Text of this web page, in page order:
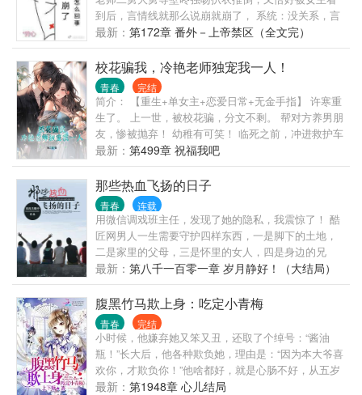
成》已出版，读者群号552565771。（√超甜宠文，√
日更，√坑品保证，√已有完结文《青梅初长成：腹黑
竹马咬一口》《夺吻99次：校草大人太腹黑！》。）
到后，言情线就那么说崩就崩了， 系统：没关系，言
情线走不了，我们走耽美线。 许从一想了想，觉得没
毛病，就答应了。 于是一人一系统踏上纯爱路，在无
数本生生开辟出了一条> . 女主：我真傻，要是我不带
从一去见我哥我弟我爸我叔我舅…… 从一就不会被他
们看上，更不会从我男友变成我前男友以及我嫂子我
弟妹我后妈我婶婶我舅妈我…… 我真傻，真的！ 永远
不会出场的男主：亲爱的，你还有我啊。 :主受，精分
攻，1v
最新： 第172章 番外－上帝禁区（全文完）
校花骗我，冷艳老师独宠我一人！
青春 完结
简介： 【重生+单女主+恋爱日常+无金手指】 许寒重
生了。 上一世，被校花骗，分文不剩。 帮对方养男朋
友，惨被抛弃！ 幼稚有可笑！ 临死之前，冲进救护车
的女人，告诉了他事情真相！ 校花是顶替了她的身
份，自己被蒙在鼓里！ 他后悔自己的胆小懦弱！ 重来
一世，遇到高冷辅导员。 他决定鼓起勇气，不让遗憾
重来！ “唐老师，你好，我是许寒……”
最新： 第499章 祝福我吧
那些热血飞扬的日子
青春 连载
用微信调戏班主任，发现了她的隐私，我震惊了！ 酷
匠网男人一生需要守护四样东西，一是脚下的土地，
二是家里的父母，三是怀里的女人，四是身边的兄
弟！ 年少轻狂，只为追求理想！豪情万丈，只为缔造
辉煌！我们告诉自己，要像一头不知疲倦的狼，肚里
咽着肉，嘴里叼着肉，还要弓着腰，咬着牙去搏杀。
【本书献给那些你懂的，我懂的，我们不懂的……青
春】
最新： 第八千一百零一章 岁月静好！（大结局）
腹黑竹马欺上身：吃定小青梅
青春 完结
小时候，他嫌弃她又笨又丑，还取了个绰号：“酱油
瓶！”长大后，他各种欺负她，理由是：“因为本大爷喜
欢你，才欺负你！”他啥都好，就是心肠不好，从五岁
就开始...
最新： 第1948章 心儿结局